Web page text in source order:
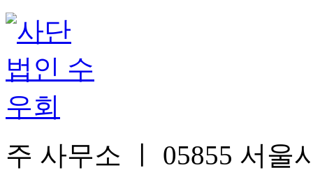
주 사무소 ㅣ 05855 서울